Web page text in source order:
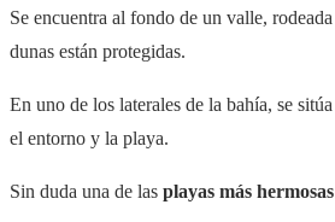
Se encuentra al fondo de un valle,
dunas están protegidas.
En uno de los laterales de la bahía, se
el entorno y la playa.
Sin duda una de las playas más hermosas